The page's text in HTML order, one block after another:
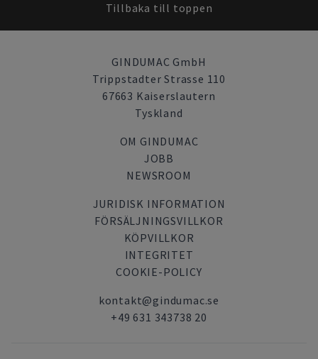
Tillbaka till toppen
GINDUMAC GmbH
Trippstadter Strasse 110
67663 Kaiserslautern
Tyskland
OM GINDUMAC
JOBB
NEWSROOM
JURIDISK INFORMATION
FÖRSÄLJNINGSVILLKOR
KÖPVILLKOR
INTEGRITET
COOKIE-POLICY
kontakt@gindumac.se
+49 631 343738 20